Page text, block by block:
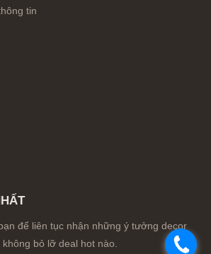
tin
để liên tục nhận những ý tưởng decor
bỏ lỡ deal hot nào.
.